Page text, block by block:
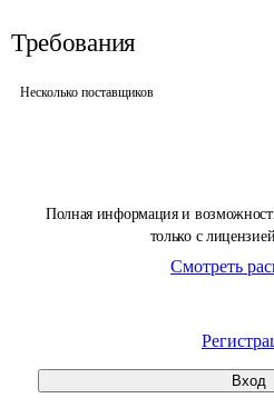
Полная информация и
только с
Смотреть
Вход
Требования
Несколько поставщиков